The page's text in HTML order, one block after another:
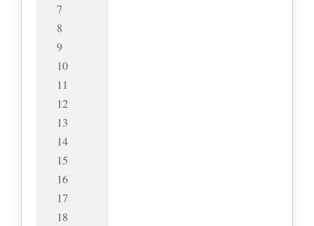
7
8
9
10
11
12
13
14
15
16
17
18